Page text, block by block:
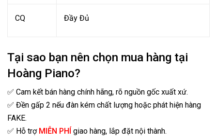
CQ Đầy Đủ
Tại sao bạn nên chọn mua hàng tại
Hoàng Piano?
✅ Cam kết bán hàng chính hãng, rõ nguồn gốc xuất xứ.
✅ Đền gấp 2 nếu đàn kém chất lượng hoặc phát hiện hàng
FAKE.
✅ Hỗ trợ MIỄN PHÍ giao hàng, lắp đặt nội thành.